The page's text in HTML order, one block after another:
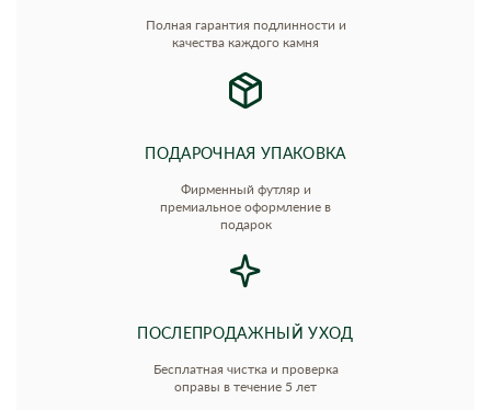
Полная гарантия подлинности и
качества каждого камня
ПОДАРОЧНАЯ УПАКОВКА
Фирменный футляр и
премиальное оформление в
подарок
ПОСЛЕПРОДАЖНЫЙ УХОД
Бесплатная чистка и проверка
оправы в течение 5 лет